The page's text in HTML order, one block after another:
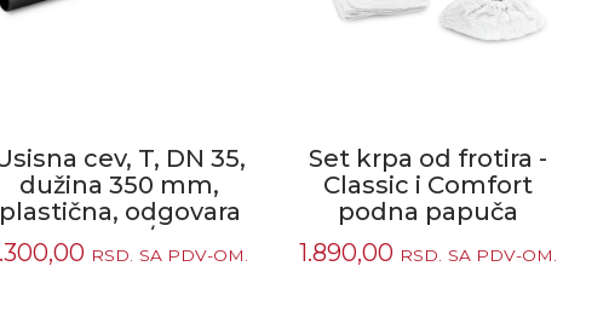
cev, T, DN 35,
dužina 350 mm,
odgovara
za: T 7/...
RSD. SA PDV-OM.
Set krpa od frotira -
Classic i Comfort
podna papuča
1.890,00 RSD. SA PDV-OM.